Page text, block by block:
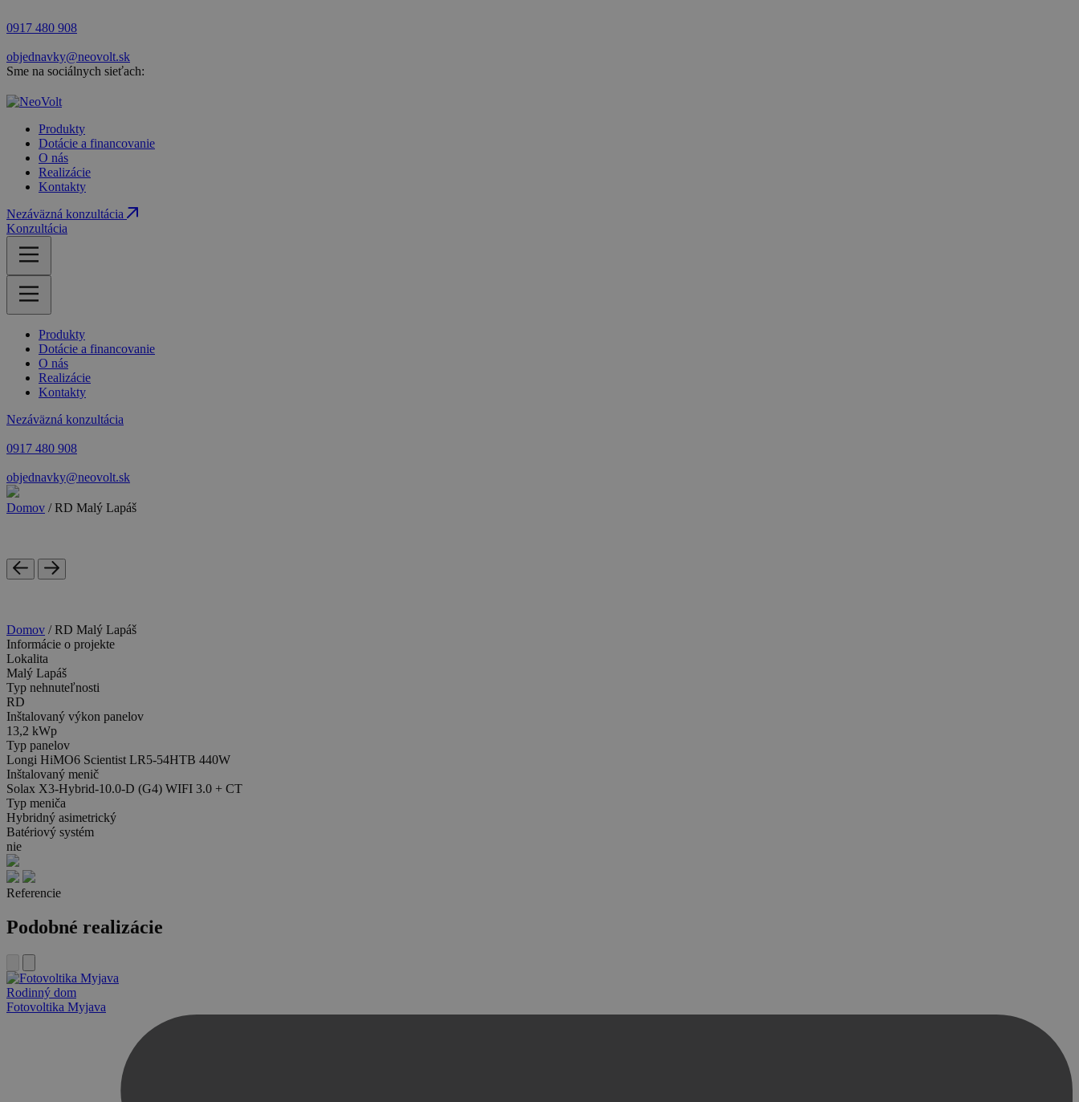
0917 480 908
objednavky@neovolt.sk
Sme na sociálnych sieťach:
Produkty
Dotácie a financovanie
O nás
Realizácie
Kontakty
Nezáväzná konzultácia
Konzultácia
Produkty
Dotácie a financovanie
O nás
Realizácie
Kontakty
Nezáväzná konzultácia
0917 480 908
objednavky@neovolt.sk
Domov /RD Malý Lapáš
Domov /RD Malý Lapáš
Informácie o projekte
Lokalita
Malý Lapáš
Typ nehnuteľnosti
RD
Inštalovaný výkon panelov
13,2 kWp
Typ panelov
Longi HiMO6 Scientist LR5-54HTB 440W
Inštalovaný menič
Solax X3-Hybrid-10.0-D (G4) WIFI 3.0 + CT
Typ meniča
Hybridný asimetrický
Batériový systém
nie
Referencie
Podobné realizácie
Rodinný dom
Fotovoltika Myjava